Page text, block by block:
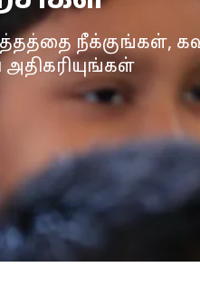
நீக்குங்கள்,